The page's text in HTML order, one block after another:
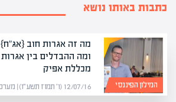
כתבות באותו נושא
המילון הפיננסי
מה זה אגרות חוב
מכללת אפיק
12/07/16 (ו׳ תמוז תשע״ו) | מערכת אפיק